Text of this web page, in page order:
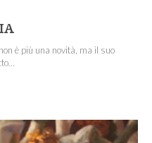
è più una novità, ma il suo